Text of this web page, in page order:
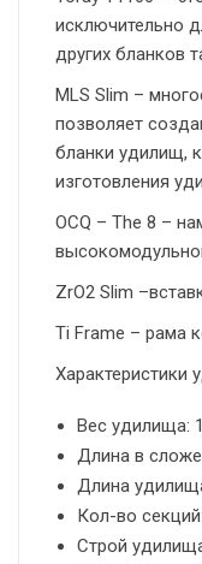
исключительно
других бланков
MLS Slim –
позволяет
бланки удилищ,
изготовления
OCQ – The 8 –
ZrO2 Slim
Ti Frame – рама
Характеристики
Вес удилища:
Длина в
Длина
Кол-во
Строй